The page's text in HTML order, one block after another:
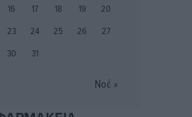
στραμμένο στο μέλλον
τον Ιούλιο
16 17 18 19
20
23 24 25 26
27
30 31
Νοέ »